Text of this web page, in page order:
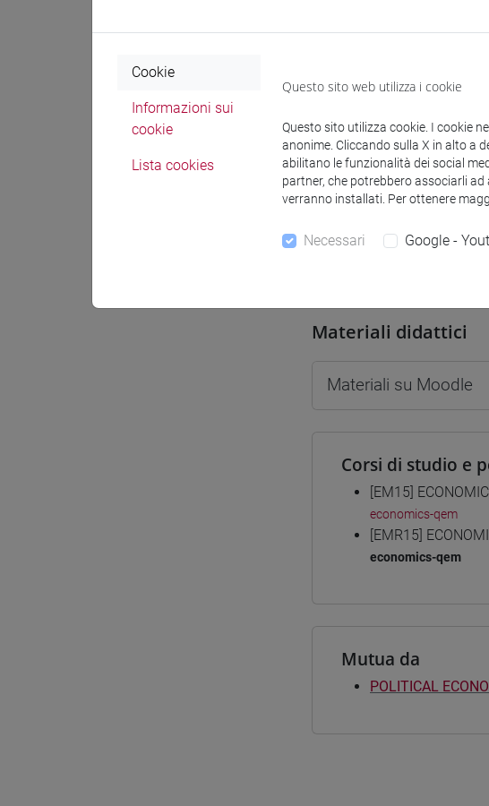
Docenti e corsi di
Materiali didattici
Materiali su Moodle
Corsi di studio e
[EM15]
economics-qem
[EMR15]
economics-qem
Mutua da
POLITICAL
Cookie
Informazioni sui
cookie
Lista cookies
Questo sito web utilizza i cookie
Questo sito utilizza cookie. I cookie
anonime. Cliccando sulla X in alto a
abilitano le funzionalità dei social
partner, che potrebbero associarli
verranno installati. Per ottenere
Necessari Google -